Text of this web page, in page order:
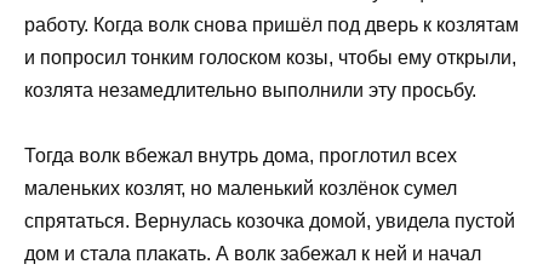
работу. Когда волк снова пришёл под дверь к козлятам
и попросил тонким голоском козы, чтобы ему открыли,
козлята незамедлительно выполнили эту просьбу.
Тогда волк вбежал внутрь дома, проглотил всех
маленьких козлят, но маленький козлёнок сумел
спрятаться. Вернулась козочка домой, увидела пустой
дом и стала плакать. А волк забежал к ней и начал